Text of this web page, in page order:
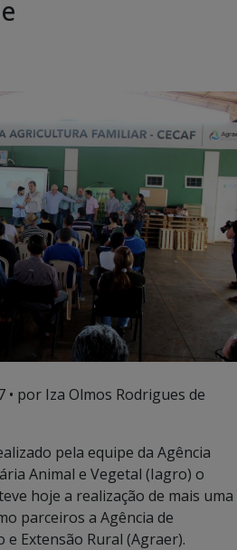
• por Iza Olmos Rodrigues de
pela equipe da Agência
Animal e Vegetal (Iagro) o
hoje a realização de mais uma
parceiros a Agência de
Extensão Rural (Agraer).